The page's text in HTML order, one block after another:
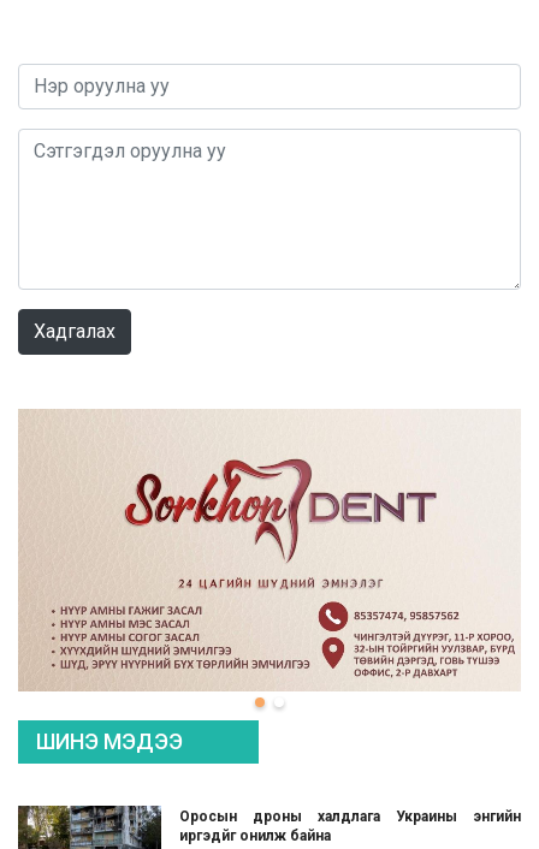
Хадгалах
ШИНЭ МЭДЭЭ
Оросын дроны халдлага Украины энгийн
иргэдйг онилж байна